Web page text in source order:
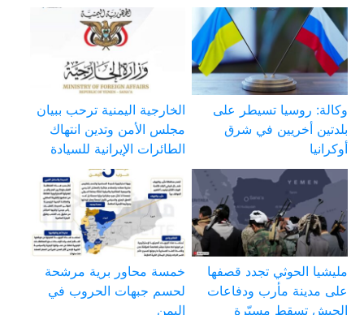
وكالة: روسيا تسيطر على
بلدتين أخريين في شرق
أوكرانيا
الخارجية اليمنية ترحب ببيان
مجلس الأمن وتدين انتهاك
الطائرات الإيرانية للسيادة
مليشيا الحوثي تجدد قصفها
على مدينة مأرب ودفاعات
الجيش تسقط مسيّرة
خمسة محاور برية مرشحة
لحسم جبهات الحروب في
اليمن